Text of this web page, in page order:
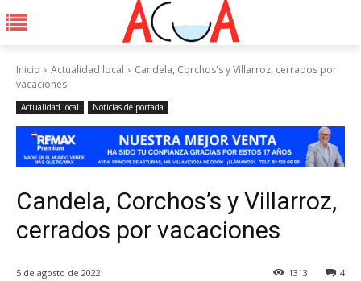
Inicio Actualidad local
Candela, Corchos's y Villarroz, cerrados por
vacaciones
Actualidad local Noticias de portada
Candela, Corchos’s y Villarroz,
cerrados por vacaciones
5 de agosto de 2022 4
1313